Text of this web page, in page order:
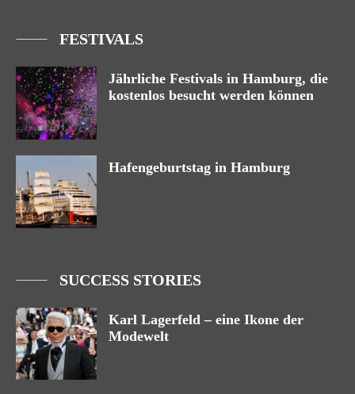
FESTIVALS
Jährliche Festivals in Hamburg, die
kostenlos besucht werden können
Hafengeburtstag in Hamburg
SUCCESS STORIES
Karl Lagerfeld – eine Ikone der
Modewelt